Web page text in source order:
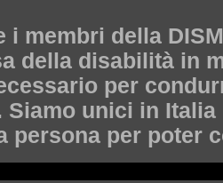
i membri della
della disabilità in
per
Siamo unici in Italia
persona per poter